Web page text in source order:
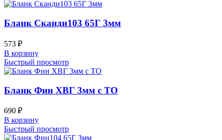
Бланк Сканди103 65Г 3мм
573 ₽
В корзину
Быстрый просмотр
Бланк Фин ХВГ 3мм с ТО
690 ₽
В корзину
Быстрый просмотр